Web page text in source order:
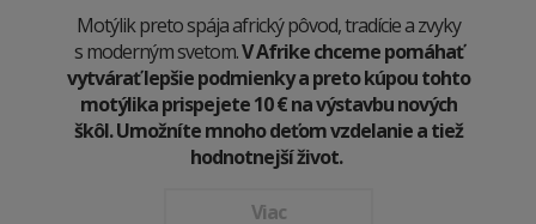
Motýlik preto spája africký pôvod, tradície a zvyky
s moderným svetom.V Afrike chceme pomáhať
vytvárať lepšie podmienky a preto kúpou tohto
motýlika prispejete 10€na výstavbu nových
škôl. Umožníte mnoho deťom vzdelanie a tiež
hodnotnejší život.
Viac